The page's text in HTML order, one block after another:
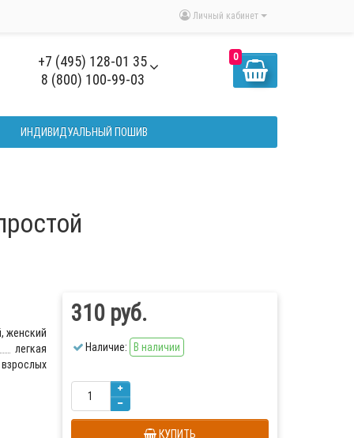
Личный кабинет
+7 (495) 128-01 35
8 (800) 100-99-03
0
ИНДИВИДУАЛЬНЫЙ ПОШИВ
женский
легкая
310 руб.
Наличие: В наличии
КУПИТЬ